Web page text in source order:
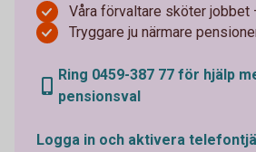
Våra förvaltare sköter jobbet
Tryggare ju närmare
Ring 0459-387 77 för hjälp
pensionsval
Logga in och aktivera